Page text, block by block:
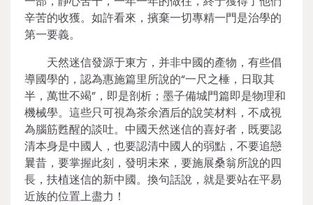
辛苦的收獲。如許看來，擯棄一切專精一門是治學的
第一要義。
天然迷信發源于東方，并非中國的產物，有些倡
導國學的，認為惠施篇里所說的“一尺之棰，日取其
半，萬世不竭”，即是剖析；墨子備城門篇即是物理和
機械學。這些只可視為茶余酒后的說笑材料，不成視
為腦筋甦醒的談吐。中國天然迷信的喜好者，既要認
清本身是中國人，也要認清中國人的弱點，不要追戀
曩昔，要掌握此刻，發明未來，要施展桑翁所說的四
長，扶植迷信的新中國。換句話說，就是要站在平易
近族的位置上盡力！